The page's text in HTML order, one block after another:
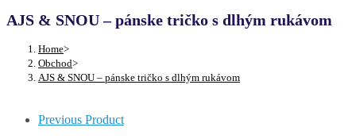
AJS & SNOU – pánske tričko s dlhým rukávom
Home>
Obchod>
AJS & SNOU – pánske tričko s dlhým rukávom
Previous Product